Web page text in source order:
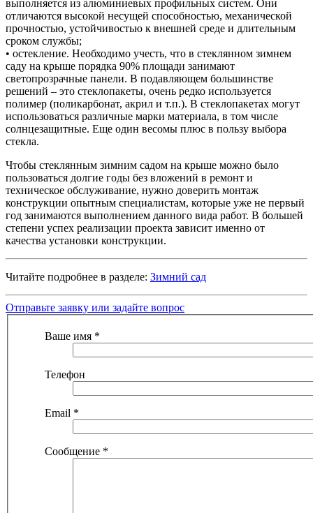
выполняется из алюминиевых профильных систем. Они
отличаются высокой несущей способностью, механической
прочностью, устойчивостью к внешней среде и длительным
сроком службы;
• остекление. Необходимо учесть, что в стеклянном зимнем
саду на крыше порядка 90% площади занимают
светопрозрачные панели. В подавляющем большинстве
решений – это стеклопакеты, очень редко используется
полимер (поликарбонат, акрил и т.п.). В стеклопакетах могут
использоваться различные марки материала, в том числе
солнцезащитные. Еще один весомы плюс в пользу выбора
стекла.
Чтобы стеклянным зимним садом на крыше можно было
пользоваться долгие годы без вложений в ремонт и
техническое обслуживание, нужно доверить монтаж
конструкции опытным специалистам, которые уже не первый
год занимаются выполнением данного вида работ. В большей
степени успех реализации проекта зависит именно от
качества установки конструкции.
Читайте подробнее в разделе: Зимний сад
Отправьте заявку или задайте вопрос
Ваше имя *
Телефон
Email *
Сообщение *